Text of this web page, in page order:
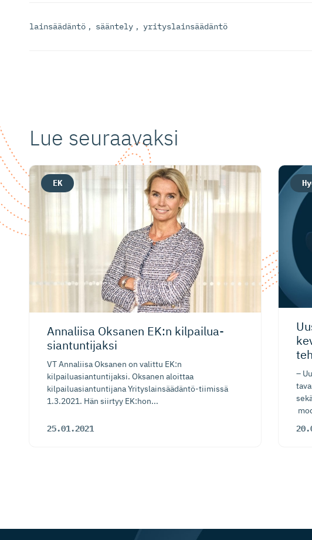
lainsäädäntö , sääntely , yrityslainsäädäntö
Lue seuraavaksi
Annaliisa Oksanen EK:n kilpailua­
sian­tun­tijaksi
VT Annaliisa Oksanen on valittu EK:n
kilpailuasiantuntijaksi. Oksanen aloittaa
kilpailuasiantuntijana Yrityslainsäädäntö-tiimissä
1.3.2021. Hän siirtyy EK:hon...
25.01.2021
EK
–